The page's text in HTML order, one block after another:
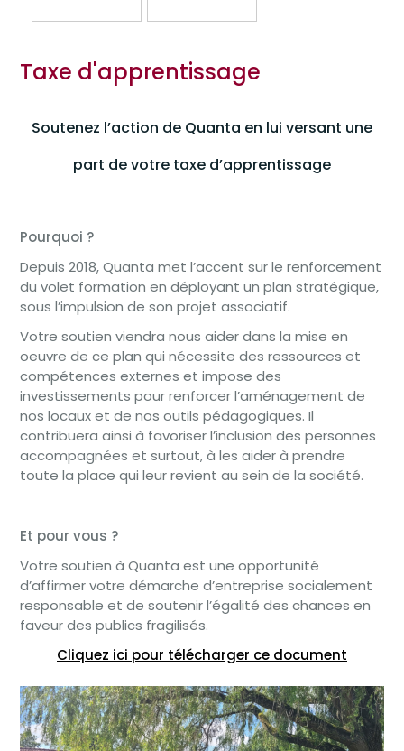
Taxe d'apprentissage
Soutenez l’action de Quanta en lui versant une
part de votre taxe d’apprentissage
Pourquoi ?
Depuis 2018, Quanta met l’accent sur le renforcement
du volet formation en déployant un plan stratégique,
sous l’impulsion de son projet associatif.
Votre soutien viendra nous aider dans la mise en
oeuvre de ce plan qui nécessite des ressources et
compétences externes et impose des
investissements pour renforcer l’aménagement de
nos locaux et de nos outils pédagogiques. Il
contribuera ainsi à favoriser l’inclusion des personnes
accompagnées et surtout, à les aider à prendre
toute la place qui leur revient au sein de la société.
Et pour vous ?
Votre soutien à Quanta est une opportunité
d’affirmer votre démarche d’entreprise socialement
responsable et de soutenir l’égalité des chances en
faveur des publics fragilisés.
Cliquez ici pour télécharger ce document